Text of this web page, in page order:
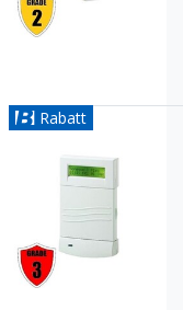
Rabatt